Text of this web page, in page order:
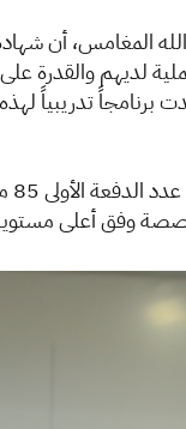
المغامس، أن
لديهم والقدرة
برنامجاً